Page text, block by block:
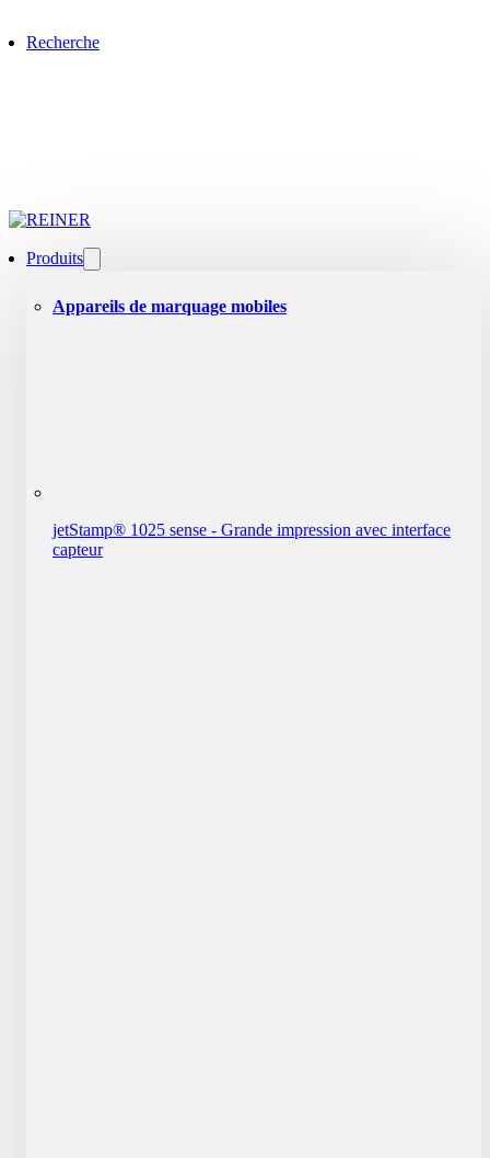
Recherche
Produits
Appareils de marquage mobiles
jetStamp® 1025 sense - Grande impression avec interface
capteur